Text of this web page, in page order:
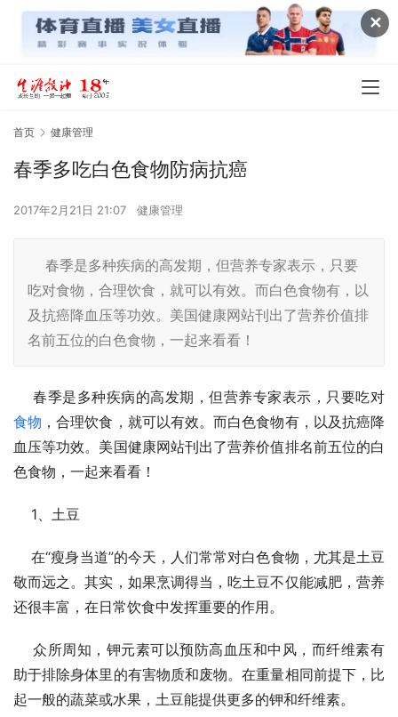
✕
首页 健康管理
春季多吃白色食物防病抗癌
2017年2月21日 21:07 健康管理
春季是多种疾病的高发期，但营养专家表示，只要
吃对食物，合理饮食，就可以有效。而白色食物有，以
及抗癌降血压等功效。美国健康网站刊出了营养价值排
名前五位的白色食物，一起来看看！
春季是多种疾病的高发期，但营养专家表示，只要吃对
食物 ，合理饮食，就可以有效。而白色食物有，以及抗癌降
血压等功效。美国健康网站刊出了营养价值排名前五位的白
色食物，一起来看看！
1、土豆
在“瘦身当道”的今天，人们常常对白色食物，尤其是土豆
敬而远之。其实，如果烹调得当，吃土豆不仅能减肥，营养
还很丰富，在日常饮食中发挥重要的作用。
众所周知，钾元素可以预防高血压和中风，而纤维素有
助于排除身体里的有害物质和废物。在重量相同前提下，比
起一般的蔬菜或水果，土豆能提供更多的钾和纤维素。